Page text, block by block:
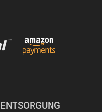
ENTSORGUNG